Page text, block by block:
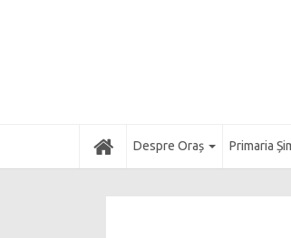
Acasă Despre Oraș Primaria